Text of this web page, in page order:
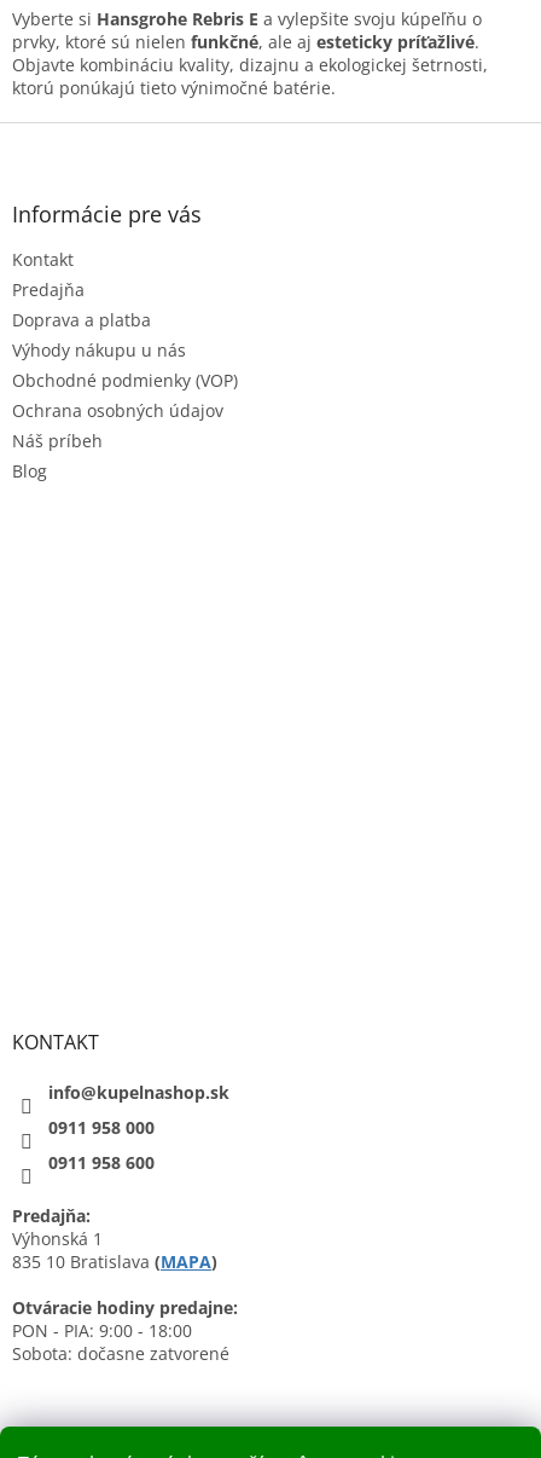
i
s
u
Vyberte si Hansgrohe Rebris E a vylepšite svoju kúpeľňu o
prvky, ktoré sú nielen funkčné, ale aj esteticky príťažlivé.
Objavte kombináciu kvality, dizajnu a ekologickej šetrnosti,
ktorú ponúkajú tieto výnimočné batérie.
Z
Informácie pre vás
Kontakt
Predajňa
Doprava a platba
Výhody nákupu u nás
Obchodné podmienky (VOP)
Ochrana osobných údajov
Náš príbeh
Blog
KONTAKT
info@kupelnashop.sk
0911 958 000
0911 958 600
Predajňa:
Výhonská 1
835 10 Bratislava (MAPA)
Otváracie hodiny predajne:
PON - PIA: 9:00 - 18:00
Sobota: dočasne zatvorené